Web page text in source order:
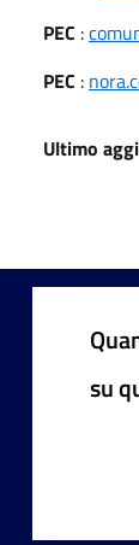
PEC :
PEC :
Ultimo
su